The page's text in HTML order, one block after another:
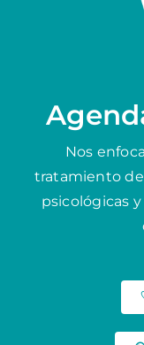
Nos
tratamiento
psicológicas